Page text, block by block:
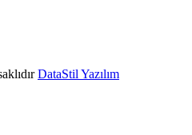
DataStil Yazılım